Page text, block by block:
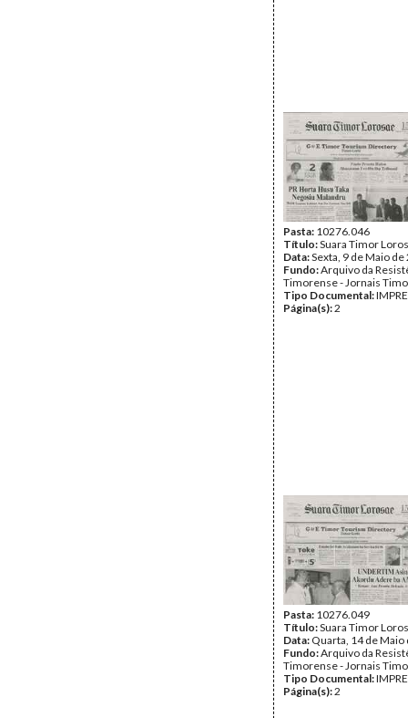
Pasta: 10276.046
Título:Suara Timor
Data:Sexta, 9 de Maio de
Fundo:Arquivo da
Timorense - Jornais
Tipo Documental:
Página(s):2
Pasta: 10276.049
Título:Suara Timor
Data: Quarta, 14 de Maio
Fundo:Arquivo da
Timorense - Jornais
Tipo Documental:
Página(s):2